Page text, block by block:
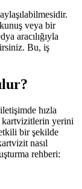
veya bir
aracılığıyla
Bu, iş
hızla
kartvizitlerin yerini
bir şekilde
nasıl
rehberi: